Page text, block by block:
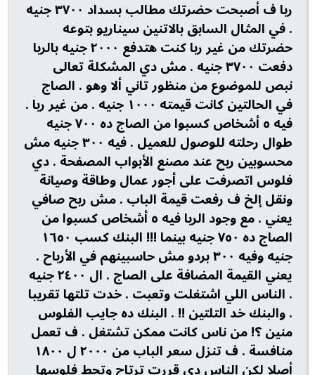
ربا ف أصبحت حضرتك مطالب بسداد ٣٧٠٠ جنيه
. في المثال السابق بالاتنين سيناريو بتوعه
حضرتك من غير ربا كنت هتدفع ٢٠٠٠ جنيه بالربا
دفعت ٣٧٠٠ جنيه . مش دي المشكلة تعالى
نبص للموضوع من منظور تاني ألا وهو . الصاج
في الحالتين كانت قيمته ١٠٠٠ جنيه . من غير ربا .
فيه ٥ أشخاص كسبوا من الصاج ده ٧٠٠ جنيه
طوال رحلته للوصول للعميل . فيه ٣٠٠ جنيه مش
محسوبين ربح عند مصنع الأبواب المصفحة . دي
فلوس اتصرفت على أجور عمال وطاقة وصيانة
ونقل إلخ ف رفعت قيمة الباب . مش ربح صافي
يعني . مع وجود الربا فيه ٥ أشخاص كسبوا من
الصاج ده ٧٥٠ جنيه بينما !!! البنك كسب ١٦٥٠
جنيه وفيه ٣٠٠ بردو مش حاسبينهم في الأرباح .
يعني القيمة المضافة على الصاج . ال ٢٤٠٠ جنيه
. الناس اللي اشتغلت وتعبت . خدت تلتها تقريبا
. والبنك خد التلتين !! . البنك ده جايب الفلوس
منين ؟! من ناس كانت ممكن تشتغل . ف تعمل
منافسة . ف تنزل سعر الباب من ٢٠٠٠ ل ١٨٠٠